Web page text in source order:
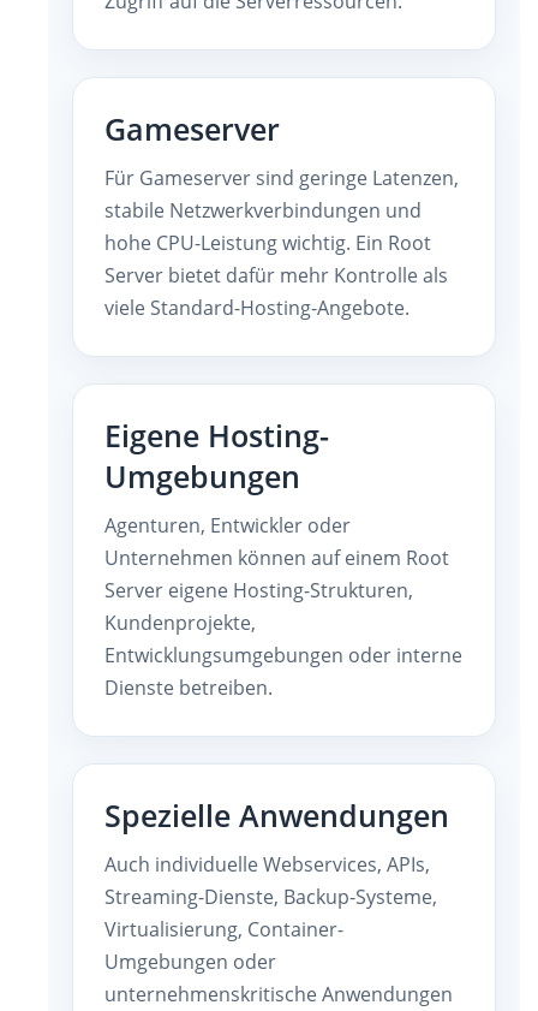
Gameserver
Für Gameserver sind geringe Latenzen,
stabile Netzwerkverbindungen und
hohe CPU-Leistung wichtig. Ein Root
Server bietet dafür mehr Kontrolle als
viele Standard-Hosting-Angebote.
Eigene Hosting-
Umgebungen
Agenturen, Entwickler oder
Unternehmen können auf einem Root
Server eigene Hosting-Strukturen,
Kundenprojekte,
Entwicklungsumgebungen oder interne
Dienste betreiben.
Spezielle Anwendungen
Auch individuelle Webservices, APIs,
Streaming-Dienste, Backup-Systeme,
Virtualisierung, Container-
Umgebungen oder
unternehmenskritische Anwendungen